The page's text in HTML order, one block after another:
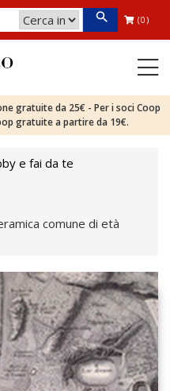
(0)
gratuite da 25€ - Per i soci Coop
gratuite a partire da 19€.
e fai da te
comune di età